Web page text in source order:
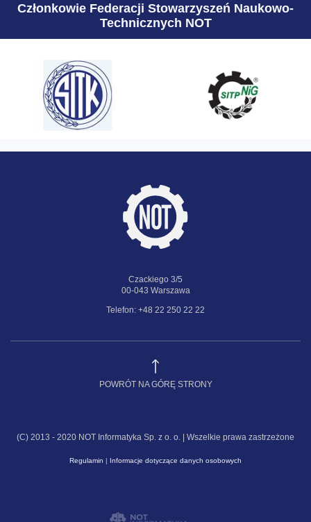
Członkowie Federacji Stowarzyszeń Naukowo-
Technicznych NOT
Czackiego 3/5
00-043 Warszawa
Telefon: +48 22 250 22 22
POWRÓT NA GÓRĘ STRONY
(C) 2013 - 2020 NOT Informatyka Sp. z o. o. | Wszelkie prawa zastrzeżone
Regulamin | Informacje dotyczące danych osobowych